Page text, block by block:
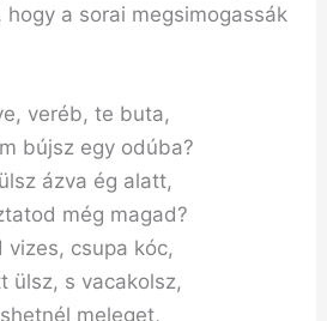
a sorai megsimogassák
veréb, te buta,
bújsz egy odúba?
ázva ég alatt,
még magad?
vizes, csupa kóc,
ülsz, s vacakolsz,
meleget,